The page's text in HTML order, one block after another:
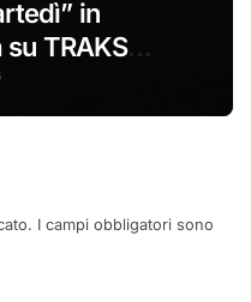
in
TRAKS
I campi obbligatori sono